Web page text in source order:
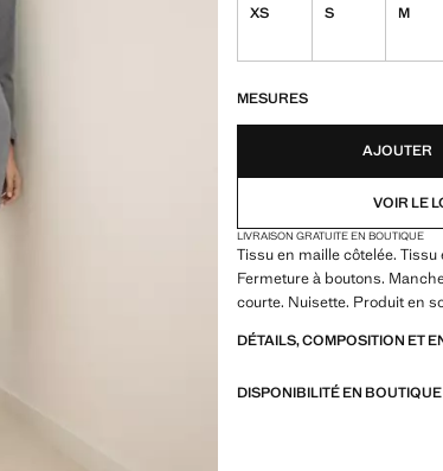
XS S M
MESURES
AJOUTER
VOIR LE
LIVRAISON GRATUITE EN BOUTIQUE
Tissu en maille côtelée. Tissu
Fermeture à boutons.
courte. Nuisette. Produit en
DÉTAILS, COMPOSITION ET
DISPONIBILITÉ EN BOUTIQUE